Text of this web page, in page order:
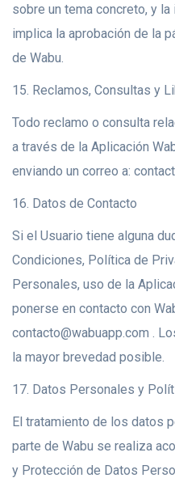
sobre un tema concreto, y
implica la aprobación de la
de Wabu.
15. Reclamos, Consultas y
Todo reclamo o consulta
a través de la Aplicación
enviando un correo a:
16. Datos de Contacto
Si el Usuario tiene alguna
Condiciones, Política de
Personales, uso de la
ponerse en contacto con
contacto@wabuapp.com .
la mayor brevedad posible.
17. Datos Personales y
El tratamiento de los datos
parte de Wabu se realiza
y Protección de Datos